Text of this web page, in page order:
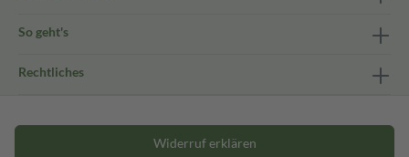
So geht's
Rechtliches
Widerruf erklären